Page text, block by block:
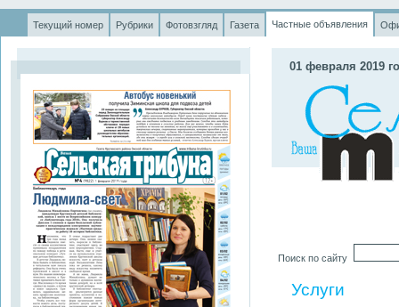
Текущий номер Рубрики Фотовзгляд Газета Частные объявления
01 февраля 2019
Поиск по сайту
Услуги